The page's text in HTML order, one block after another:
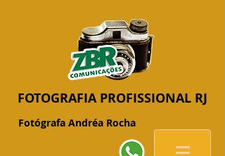
FOTOGRAFIA PROFISSIONAL RJ
Fotógrafa Andréa Rocha